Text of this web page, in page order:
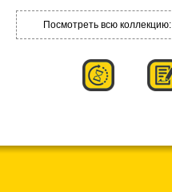
Посмотреть всю коллекцию: